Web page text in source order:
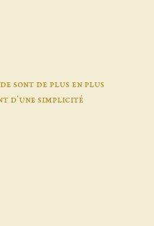
sont de plus en plus
d'une simplicité